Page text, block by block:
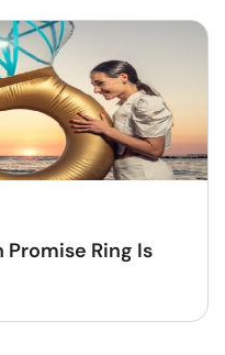
Promise Ring Is